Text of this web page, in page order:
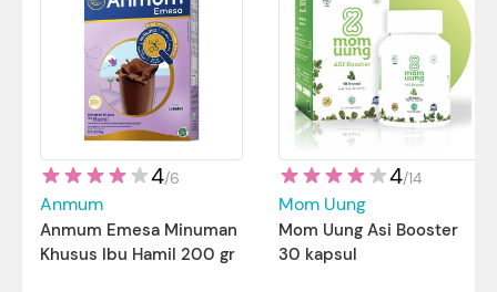
4/6
Anmum
Anmum Emesa Minuman
Khusus Ibu Hamil 200 gr
4/14
Mom Uung
Mom Uung Asi Booster
30 kapsul